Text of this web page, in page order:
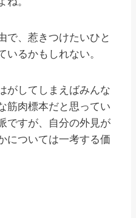
で、惹きつけたいひと
いるかもしれない。
がしてしまえばみんな
筋肉標本だと思ってい
ですが、自分の外見が
については一考する価